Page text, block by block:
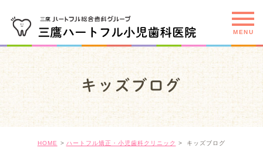
キッズブログ
HOME ハートフル矯正・小児歯科クリニック キッズブログ